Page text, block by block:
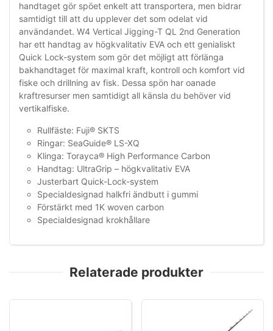
handtaget gör spöet enkelt att transportera, men bidrar
samtidigt till att du upplever det som odelat vid
användandet. W4 Vertical Jigging-T QL 2nd Generation
har ett handtag av högkvalitativ EVA och ett genialiskt
Quick Lock-system som gör det möjligt att förlänga
bakhandtaget för maximal kraft, kontroll och komfort vid
fiske och drillning av fisk. Dessa spön har oanade
kraftresurser men samtidigt all känsla du behöver vid
vertikalfiske.
Rullfäste: Fuji® SKTS
Ringar: SeaGuide® LS-XQ
Klinga: Torayca® High Performance Carbon
Handtag: UltraGrip – högkvalitativ EVA
Justerbart Quick-Lock-system
Specialdesignad halkfri ändbutt i gummi
Förstärkt med 1K woven carbon
Specialdesignad krokhållare
Relaterade produkter